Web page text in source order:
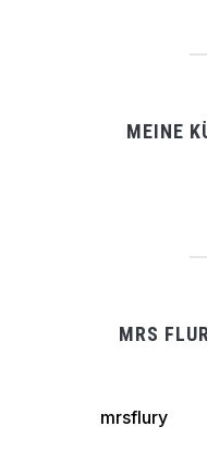
MEINE
MRS
mrsflury